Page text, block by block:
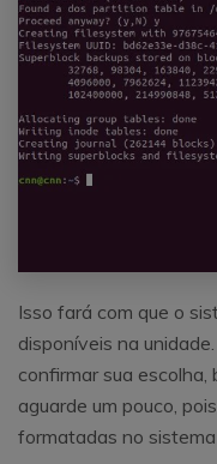
Isso fará com que o
disponíveis na
confirmar sua
aguarde um pouco,
formatadas no